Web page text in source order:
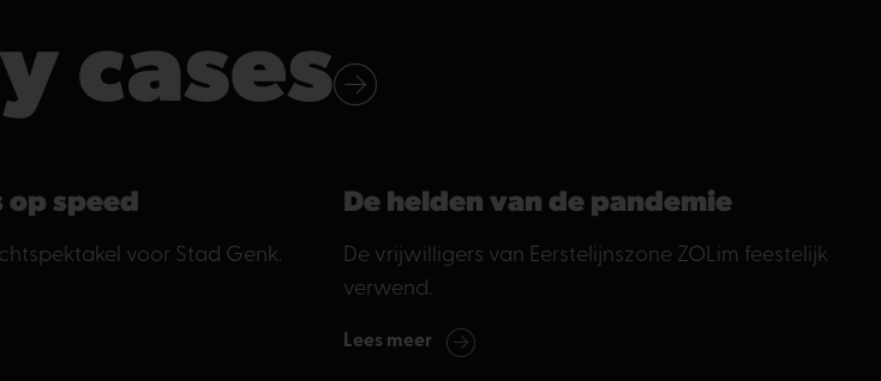
cases
speed
voor Stad Genk.
De helden van de pandemie
De vrijwilligers van Eerstelijnszone ZOLim feestelijk
verwend.
Lees meer